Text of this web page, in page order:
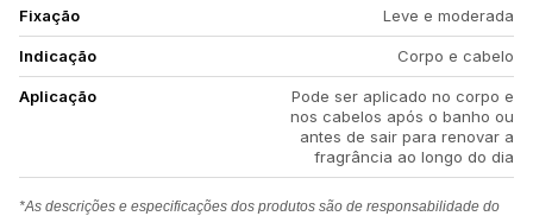
Fixação Leve e moderada
Indicação Corpo e cabelo
Aplicação
Pode ser aplicado no corpo e
nos cabelos após o banho ou
antes de sair para renovar a
fragrância ao longo do dia
*As descrições e especificações dos produtos são de responsabilidade do